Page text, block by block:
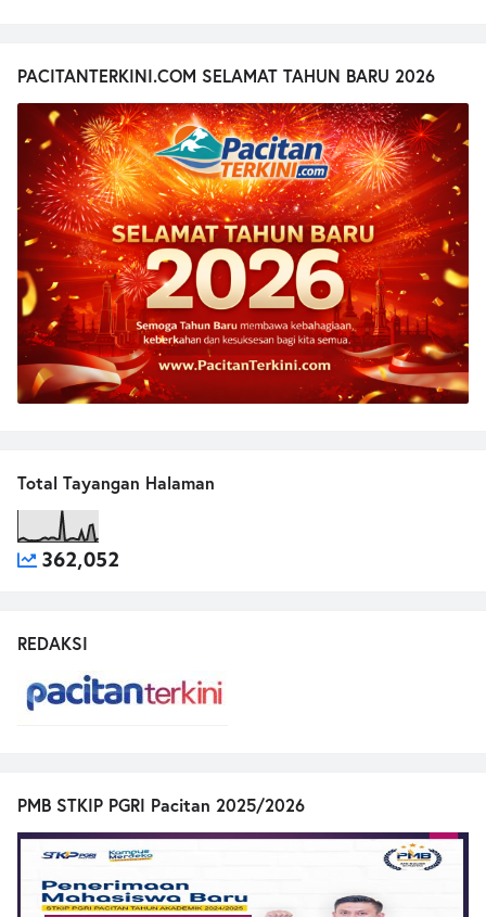
PACITANTERKINI.COM SELAMAT TAHUN BARU 2026
Total Tayangan Halaman
362,052
REDAKSI
PMB STKIP PGRI Pacitan 2025/2026